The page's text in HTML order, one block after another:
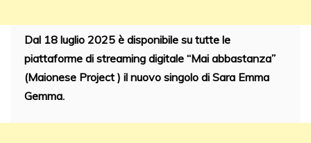
Dal 18 luglio 2025 è disponibile su tutte le
piattaforme di streaming digitale “Mai abbastanza”
(Maionese Project ) il nuovo singolo di Sara Emma
Gemma.